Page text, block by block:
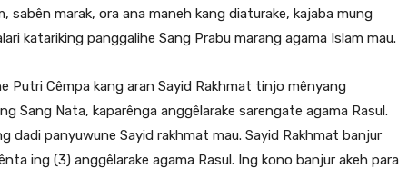
sabên marak, ora ana maneh kang diaturake, kajaba mung
katariking panggalihe Sang Prabu marang agama Islam mau.
Putri Cêmpa kang aran Sayid Rakhmat tinjo mênyang
Sang Nata, kaparênga anggêlarake sarengate agama Rasul.
dadi panyuwune Sayid rakhmat mau. Sayid Rakhmat banjur
ing (3) anggêlarake agama Rasul. Ing kono banjur akeh para